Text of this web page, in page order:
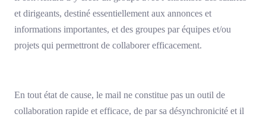
et dirigeants, destiné essentiellement aux annonces et
informations importantes, et des groupes par équipes et/ou
projets qui permettront de collaborer efficacement.
En tout état de cause, le mail ne constitue pas un outil de
collaboration rapide et efficace, de par sa désynchronicité et il